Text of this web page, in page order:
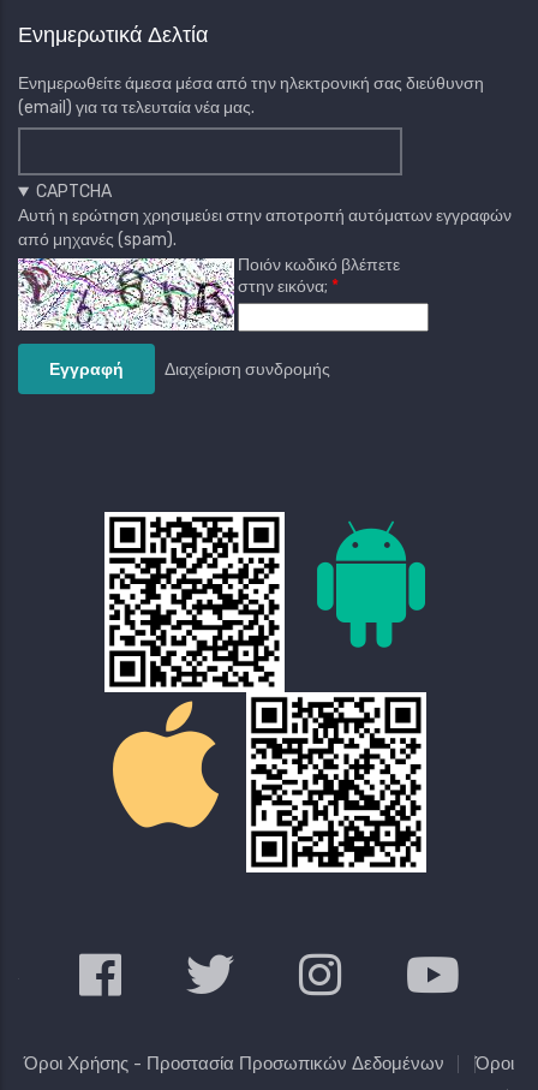
Ενημερωτικά Δελτία
Ενημερωθείτε άμεσα μέσα από την ηλεκτρονική σας διεύθυνση
(email) για τα τελευταία νέα μας.
CAPTCHA
Αυτή η ερώτηση χρησιμεύει στην αποτροπή αυτόματων εγγραφών
από μηχανές (spam).
Ποιόν κωδικό βλέπετε
στην εικόνα;
Διαχείριση συνδρομής
Όροι Χρήσης - Προστασία Προσωπικών Δεδομένων
Όροι